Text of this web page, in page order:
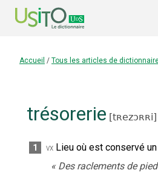
Accueil / Tous les articles de
trésorerie [tʀezɔʀʀi]
1 vx Lieu où est conservé
« Des raclements de